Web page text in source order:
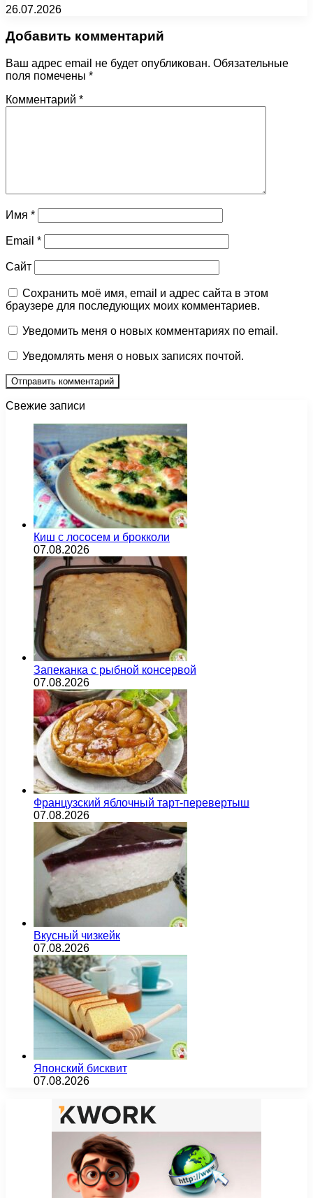
26.07.2026
Добавить комментарий
Ваш адрес email не будет опубликован. Обязательные
поля помечены *
Комментарий *
Имя *
Email *
Сайт
Сохранить моё имя, email и адрес сайта в этом
браузере для последующих моих комментариев.
Уведомить меня о новых комментариях по email.
Уведомлять меня о новых записях почтой.
Свежие записи
Киш с лососем и брокколи
07.08.2026
Запеканка с рыбной консервой
07.08.2026
Французский яблочный тарт-перевертыш
07.08.2026
Вкусный чизкейк
07.08.2026
Японский бисквит
07.08.2026